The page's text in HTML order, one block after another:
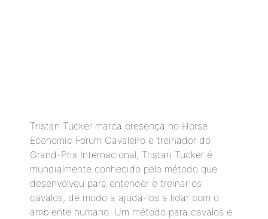
Tristan Tucker marca presença no Horse
Economic Forum Cavaleiro e treinador do
Grand-Prix Internacional, Tristan Tucker é
mundialmente conhecido pelo método que
desenvolveu para entender e treinar os
cavalos, de modo a ajudá-los a lidar com o
ambiente humano. Um método para cavalos e